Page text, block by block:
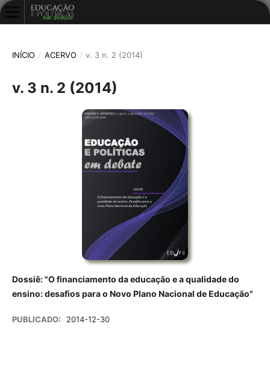
INÍCIO / ACERVO / v. 3 n. 2 (2014)
v. 3 n. 2 (2014)
Dossiê: "O financiamento da educação e a qualidade do
ensino: desafios para o Novo Plano Nacional de Educação"
PUBLICADO: 2014-12-30